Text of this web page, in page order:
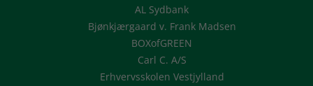
AL Sydbank
Bjønkjærgaard v. Frank Madsen
BOXofGREEN
Carl C. A/S
Erhvervsskolen Vestjylland